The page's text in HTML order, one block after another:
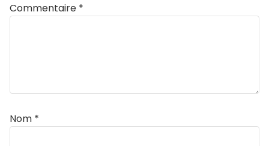
Commentaire *
Nom *